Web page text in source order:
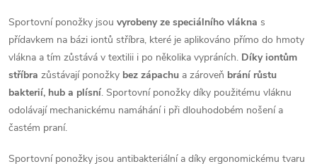
d
a
c
í
p
r
á
n
k
o
v
á
n
í
Sportovní ponožky jsou vyrobeny ze speciálního vlákna s
přídavkem na bázi iontů stříbra, které je aplikováno přímo do hmoty
vlákna a tím zůstává v textilii i po několika vypráních. Díky iontům
stříbra zůstávají ponožky bez zápachu a zároveň brání růstu
bakterií, hub a plísní. Sportovní ponožky díky použitému vláknu
odolávají mechanickému namáhání i při dlouhodobém nošení a
častém praní.
Sportovní ponožky jsou antibakteriální a díky ergonomickému tvaru